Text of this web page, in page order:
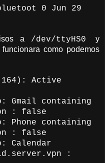
0 Jun 29
a /dev/ttyHS0y
como podemos
Active
Gmail containing
: false
Phone containing
: false
Calendar
: